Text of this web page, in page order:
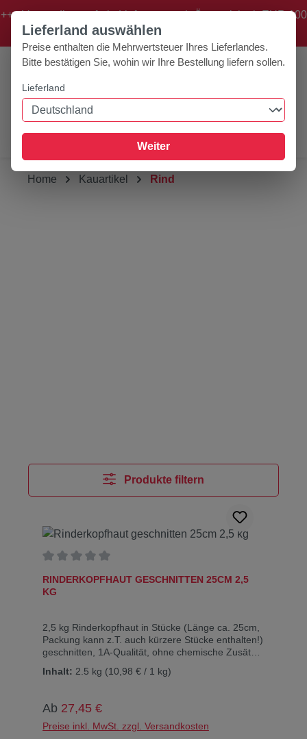
Zum Hauptinhalt springen
+++ Versandkostenfreie Lieferung nach Österreich ab EUR 100
Bestellwert! +++
Du hast 0
Home Kauartikel Rind
Produkte filtern
RINDERKOPFHAUT GESCHNITTEN 25CM 2,5
KG
2,5 kg Rinderkopfhaut in Stücke (Länge ca. 25cm,
Packung kann z.T. auch kürzere Stücke enthalten!)
geschnitten, 1A-Qualität, ohne chemische Zusätze
Sorgt für langes Knabbervergnügen, da ziemlich
92,6%, Rohfett 6%, Rohasche: 0,9%, Feuchtigkeit
6,9%
Inhalt: 2.5 kg (10,98 € / 1 kg)
Regulärer Preis:
Ab 27,45 €
Preise inkl. MwSt. zzgl. Versandkosten
Lieferland auswählen
Preise enthalten die Mehrwertsteuer Ihres Lieferlandes.
Bitte bestätigen Sie, wohin wir Ihre Bestellung liefern sollen.
Lieferland
Weiter